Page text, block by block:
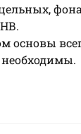
основы